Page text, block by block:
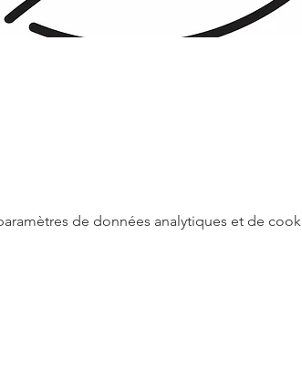
de données analytiques et de